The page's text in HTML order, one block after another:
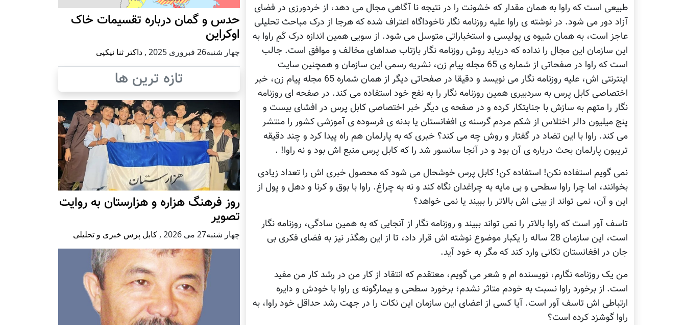
طبيعی است که راوا به همان مقدار که خشونت را در نتيجه نا آگاهی مجال می دهد، از خردورزی در فضای
آزاد دور می شود. در نوشته ی راوا عليه روزنامه نگار ناخوداگاه اعتراف شده که هرجا از درک مباحث تحليلی
عاجز است، به همان شيوه ی پوليسی و استخباراتی متوسل می شود. از سويی همين اندازه درک کَمِ راوا به
اين سازمان اين مجال را نداده که دريابد روش روزنامه نگار بازتاب صداهای مخالف و موافق است. جالب
است که راوا در صفحاتی از شماره ی 65 مجله پيام زن، نشريه رسمی اين سازمان و همچنين سايت
اينترنتی اش، عليه روزنامه نگار می نويسد و دقيقا در صفحاتی ديگر از همان شماره 65 مجله پيام زن، خبر
اختصاصی کابل پرس به سردبيری همين روزنامه نگار را به نفع خود استفاده می کند. در صفحه ای روزنامه
نگار را متهم به سازش با جنايتکار کرده و در صفحه ی ديگر خبر اختصاصی کابل پرس در افشای بيست و
پنج ميليون دالر اختلاس از شکم مردم گرسنه ی افغانستان يا بدنه ی فرسوده ی آموزشی کشور را منتشر
می کند. راوا با اين تضاد در گفتار و روش چه می کند؟ خبری که به پارلمان هم راه پيدا کرد و چند دقيقه
تريبون پارلمان بحث درباره ی آن بود و در آنجا سانسور شد را که کابل پرس منبع اش بود و نه راوا! .
نمی گويم استفاده نکن! استفاده کن! کابل پرس خوشحال می شود که محصول خبری اش را تعداد زيادی
بخوانند، اما چرا راوا سطحی و بی مايه به چراغدان نگاه کند و نه به چراغ. راوا با بوق و کرنا و دهل و پول از
اين و آن، نمی تواند از بينی اش بالاتر را ببيند يا نمی خواهد؟
تاسف آور است که راوا بالاتر را نمی تواند ببيند و روزنامه نگار از آنجايی که به همين سادگی، روزنامه نگار
است، اين سازمان 28 ساله را يکبار موضوع نوشته اش قرار داد، تا از اين رهگذر نيز به فضای فکری بی
جان در افغانستان تکانی وارد کند که مگر به خود آيد.
من يک روزنامه نگارم، نويسنده ام و شعر می گويم، معتقدم که انتقاد از کار من در رشد کار من مفيد
است. از برخورد راوا نسبت به خودم متاثر نشدم؛ برخورد سطحی و بيمارگونه ی راوا با خودش و دايره
ارتباطی اش تاسف آور است. آيا کسی از اعضای اين سازمان اين نکات را در جهت رشد حداقل خود راوا، به
راوا گوشزد کرده است؟
حدس و گمان درباره تقسیمات خاک
اوکراین
چهار شنبه26 فبروری 2025 , داکتر ثنا نیکپی
تازه ترین ها
روز فرهنگ هزاره و هزارستان به روایت
تصویر
چهار شنبه27 می 2026 , کابل پرس خبری و تحلیلی